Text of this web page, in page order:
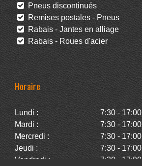
Pneus discontinués
Remises postales - Pneus
Rabais - Jantes en alliage
Rabais - Roues d'acier
Horaire
Lundi :
7:30 - 17:00
Mardi :
7:30 - 17:00
Mercredi :
7:30 - 17:00
Jeudi :
7:30 - 17:00
Vendredi :
7:30 - 17:00